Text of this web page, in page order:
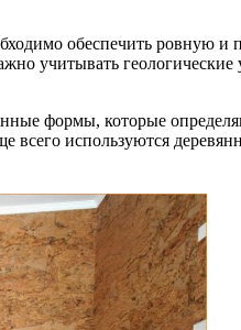
обеспечить ровную и
учитывать геологические
формы, которые
всего используются